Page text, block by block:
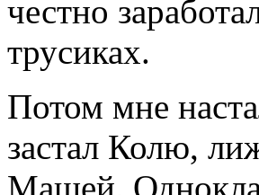
честно
трусиках.
Потом мне
застал Колю,
Машей.